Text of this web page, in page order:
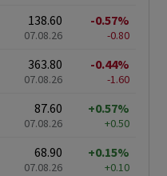
138.60
07.08.26
-0.57%
-0.80
363.80
07.08.26
-0.44%
-1.60
87.60
07.08.26
+0.57%
+0.50
68.90
07.08.26
+0.15%
+0.10